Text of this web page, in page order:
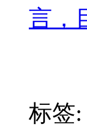
言，
标签: